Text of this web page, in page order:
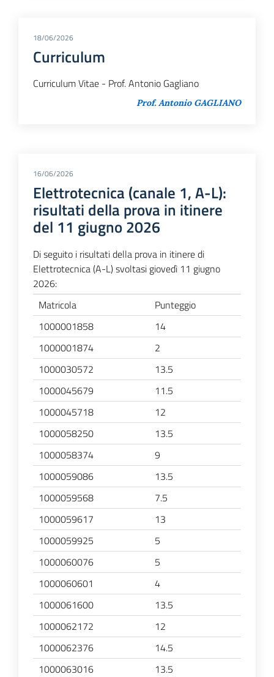
18/06/2026
Curriculum
Curriculum Vitae - Prof. Antonio Gagliano
Prof. Antonio GAGLIANO
16/06/2026
Elettrotecnica (canale 1, A-L):
risultati della prova in itinere
del 11 giugno 2026
Di seguito i risultati della prova in itinere di
Elettrotecnica (A-L) svoltasi giovedì 11 giugno
2026:
Matricola
Punteggio
1000001858
14
1000001874
2
1000030572
13.5
1000045679
11.5
1000045718
12
1000058250
13.5
1000058374
9
1000059086
13.5
1000059568
7.5
1000059617
13
1000059925
5
1000060076
5
1000060601
4
1000061600
13.5
1000062172
12
1000062376
14.5
1000063016
13.5